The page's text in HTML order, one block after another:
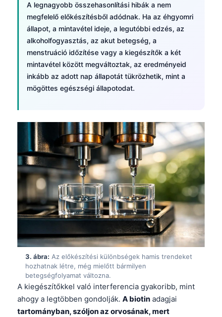
A legnagyobb összehasonlítási hibák a nem
megfelelő előkészítésből adódnak. Ha az éhgyomri
állapot, a mintavétel ideje, a legutóbbi edzés, az
alkoholfogyasztás, az akut betegség, a
menstruáció időzítése vagy a kiegészítők a két
mintavétel között megváltoztak, az eredményeid
inkább az adott nap állapotát tükrözhetik, mint a
mögöttes egészségi állapotodat.
3. ábra: Az előkészítési különbségek hamis trendeket
hozhatnak létre, még mielőtt bármilyen
betegségfolyamat változna.
A kiegészítőkkel való interferencia gyakoribb, mint
ahogy a legtöbben gondolják. A biotin adagjai
tartományban, szóljon az orvosának, mert